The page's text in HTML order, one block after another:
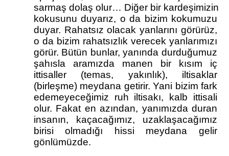
sarmaş dolaş olur… Diğer bir kardeşimizin
kokusunu duyarız, o da bizim kokumuzu
duyar. Rahatsız olacak yanlarını görürüz,
o da bizim rahatsızlık verecek yanlarımızı
görür. Bütün bunlar, yanında durduğumuz
şahısla aramızda manen bir kısım iç
ittisaller (temas, yakınlık), iltisaklar
(birleşme) meydana getirir. Yani bizim fark
edemeyeceğimiz ruh iltisakı, kalb ittisali
olur. Fakat en azından, yanımızda duran
insanın, kaçacağımız, uzaklaşacağımız
birisi olmadığı hissi meydana gelir
gönlümüzde.